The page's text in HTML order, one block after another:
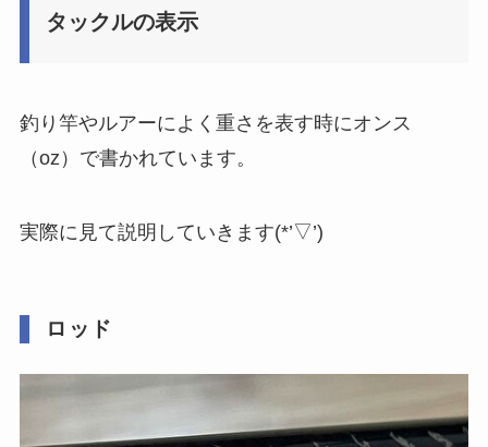
タックルの表示
釣り竿やルアーによく重さを表す時にオンス
（oz）で書かれています。
実際に見て説明していきます(*’▽’)
ロッド